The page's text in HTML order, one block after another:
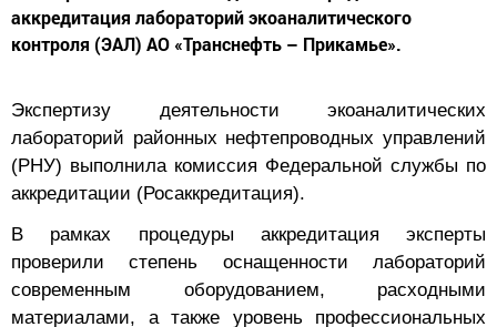
контроля (ЭАЛ) АО «Транснефть – Прикамье».
лабораторий районных нефтепроводных управлений
(РНУ) выполнила комиссия Федеральной службы по
аккредитации (Росаккредитация).
В рамках процедуры аккредитация эксперты
проверили степень оснащенности лабораторий
современным оборудованием, расходными
материалами, а также уровень профессиональных
знаний сотрудников ЭАЛ предприятия. Лаборанты